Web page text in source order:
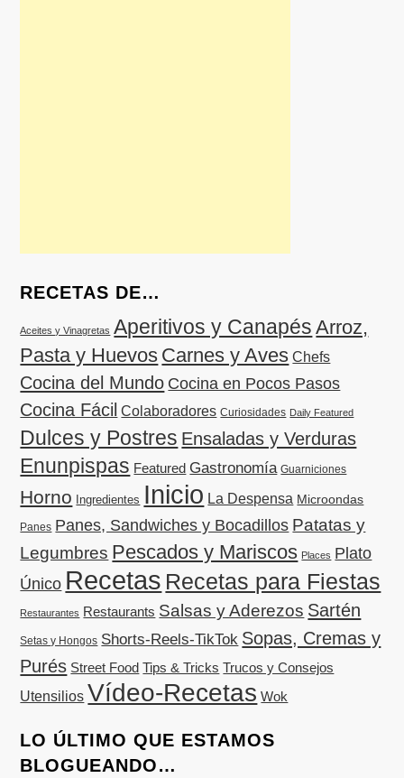
RECETAS DE…
Aceites y Vinagretas Aperitivos y Canapés Arroz,
Pasta y Huevos Carnes y Aves Chefs
Cocina del Mundo Cocina en Pocos Pasos
Cocina Fácil Colaboradores Curiosidades Daily Featured
Dulces y Postres Ensaladas y Verduras
Enunpispas Featured Gastronomía Guarniciones
Horno Ingredientes Inicio La Despensa Microondas
Panes Panes, Sandwiches y Bocadillos Patatas y
Legumbres Pescados y Mariscos Places Plato
Único Recetas Recetas para Fiestas
Restaurantes Restaurants Salsas y Aderezos Sartén
Setas y Hongos Shorts-Reels-TikTok Sopas, Cremas y
Purés Street Food Tips & Tricks Trucos y Consejos
Utensilios Vídeo-Recetas Wok
LO ÚLTIMO QUE ESTAMOS
BLOGUEANDO…